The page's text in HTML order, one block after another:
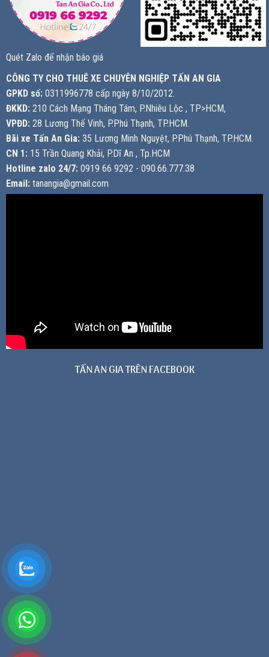
Quét Zalo để nhận báo giá
CÔNG TY CHO THUÊ XE CHUYÊN NGHIỆP TẤN AN GIA
GPKD số: 0311996778 cấp ngày 8/10/2012.
ĐKKD: 210 Cách Mạng Tháng Tám, P.Nhiêu Lộc , TP>HCM,
VPĐD: 28 Lương Thế Vinh, P.Phú Thạnh, TP.HCM.
Bãi xe Tấn An Gia: 35 Lương Minh Nguyệt, P.Phú Thạnh, TP.HCM.
CN 1: 15 Trần Quang Khải, P.Dĩ An , Tp.HCM
Hotline zalo 24/7: 0919 66 9292 - 090.66.777.38
Email: tanangia@gmail.com
TẤN AN GIA TRÊN FACEBOOK